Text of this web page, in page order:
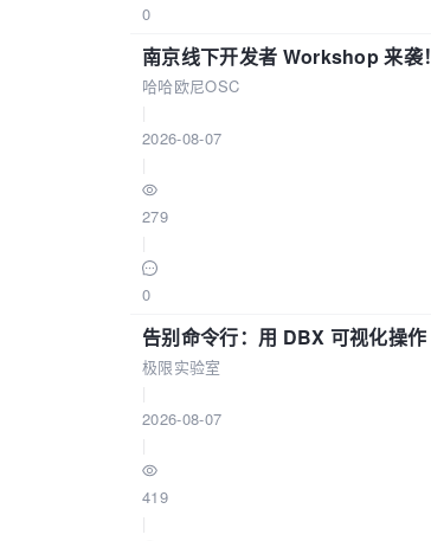
0
南京线下开发者 Workshop 来袭
哈哈欧尼OSC
2026-08-07
279
0
告别命令行：用 DBX 可视化操
极限实验室
2026-08-07
419